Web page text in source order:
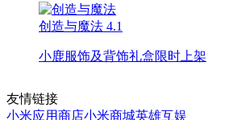
创造与魔法 4.1
小鹿服饰及背饰礼盒限时上架
友情链接
小米应用商店小米商城英雄互娱